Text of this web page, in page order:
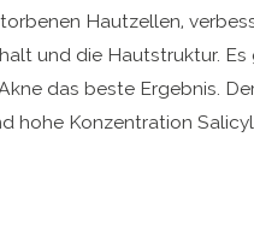
Hautzellen,
und die Hautstruktur.
das beste Ergebnis.
hohe Konzentration